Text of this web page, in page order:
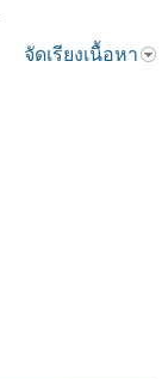
จัดเรียงเนื้อหา